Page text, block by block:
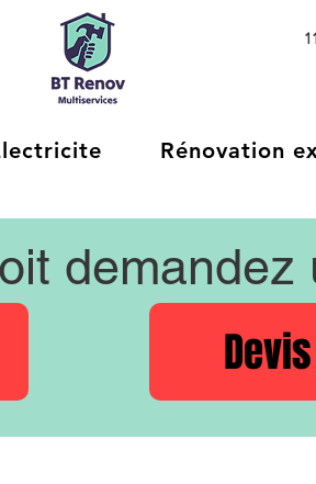
Rénovation
demandez